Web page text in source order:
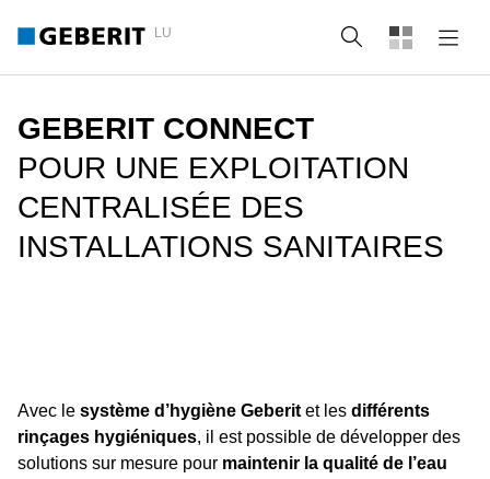
LU Recherche
GEBERIT CONNECT
POUR UNE EXPLOITATION
CENTRALISÉE DES
INSTALLATIONS SANITAIRES
Avec le système d’hygiène Geberit et les différents
rinçages hygiéniques, il est possible de développer des
solutions sur mesure pour maintenir la qualité de l’eau